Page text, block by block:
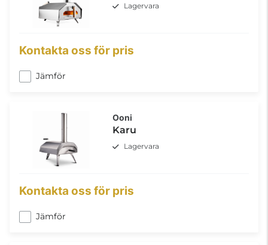
Lagervara
Kontakta oss för pris
Jämför
Ooni
Karu
Lagervara
Kontakta oss för pris
Jämför